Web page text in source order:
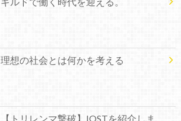
理想の社会とは何かを考える
【トリレンマ撃破】IOSTを紹介しま